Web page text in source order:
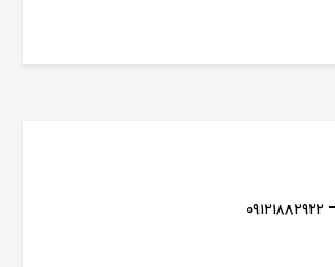
09121882922